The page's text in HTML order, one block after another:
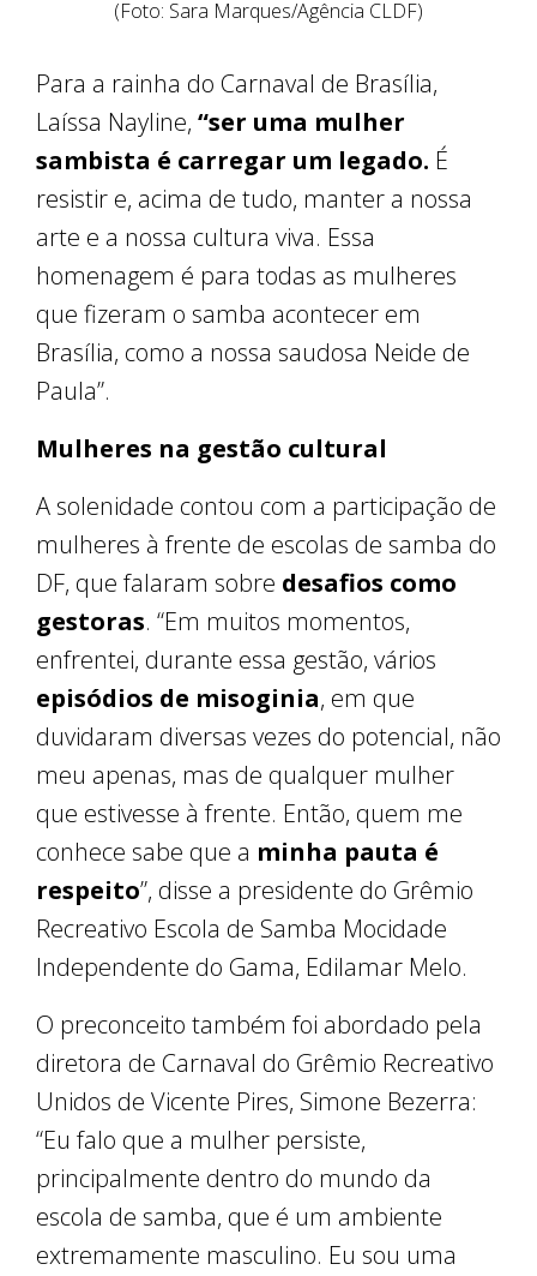
(Foto: Sara Marques/Agência CLDF)
Para a rainha do Carnaval de Brasília,
Laíssa Nayline, “ser uma mulher
sambista é carregar um legado. É
resistir e, acima de tudo, manter a nossa
arte e a nossa cultura viva. Essa
homenagem é para todas as mulheres
que fizeram o samba acontecer em
Brasília, como a nossa saudosa Neide de
Paula”.
Mulheres na gestão cultural
A solenidade contou com a participação de
mulheres à frente de escolas de samba do
DF, que falaram sobre desafios como
gestoras. “Em muitos momentos,
enfrentei, durante essa gestão, vários
episódios de misoginia, em que
duvidaram diversas vezes do potencial, não
meu apenas, mas de qualquer mulher
que estivesse à frente. Então, quem me
conhece sabe que a minha pauta é
respeito”, disse a presidente do Grêmio
Recreativo Escola de Samba Mocidade
Independente do Gama, Edilamar Melo.
O preconceito também foi abordado pela
diretora de Carnaval do Grêmio Recreativo
Unidos de Vicente Pires, Simone Bezerra:
“Eu falo que a mulher persiste,
principalmente dentro do mundo da
escola de samba, que é um ambiente
extremamente masculino. Eu sou uma